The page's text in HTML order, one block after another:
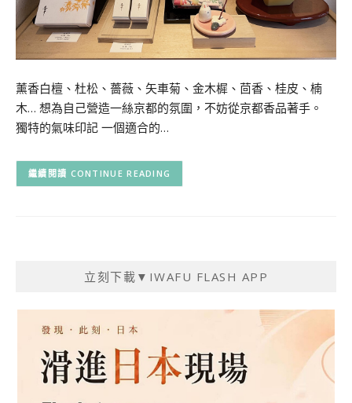
薰香白檀、杜松、薔薇、矢車菊、金木樨、茴香、桂皮、楠
木… 想為自己營造一絲京都的氛圍，不妨從京都香品著手。
獨特的氣味印記 一個適合的…
CONTINUE READING
立刻下載▼IWAFU FLASH APP